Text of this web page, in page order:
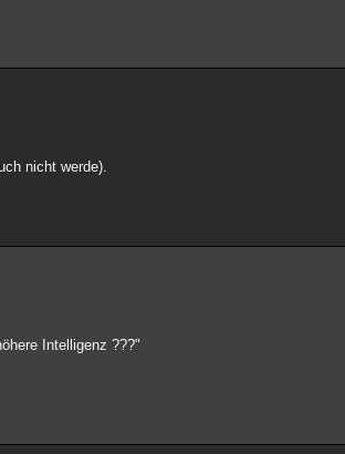
nicht werde).
Intelligenz ???"